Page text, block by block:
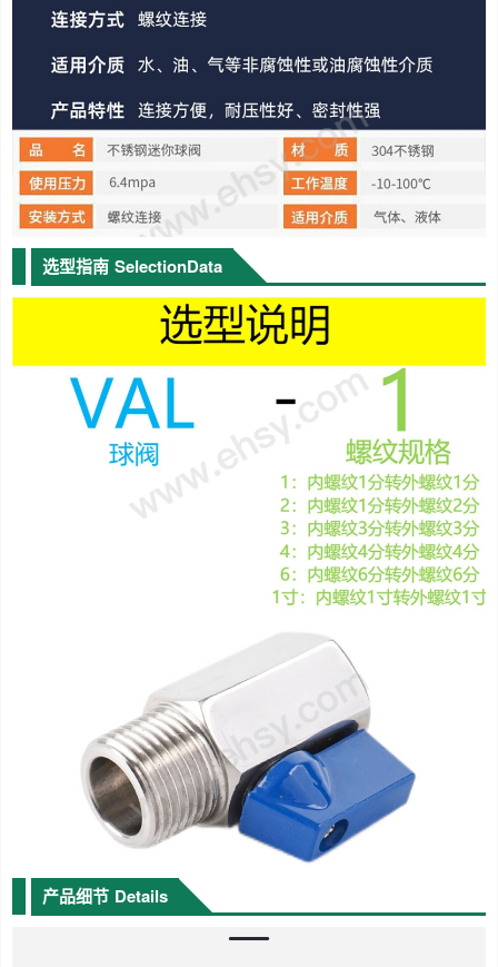
选型指南 SelectionData
产品细节 Details